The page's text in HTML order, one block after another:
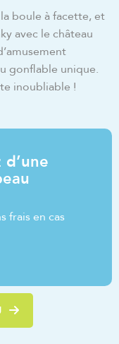
boule à facette, et
avec le château
gonflable unique.
inoubliable !
frais en cas